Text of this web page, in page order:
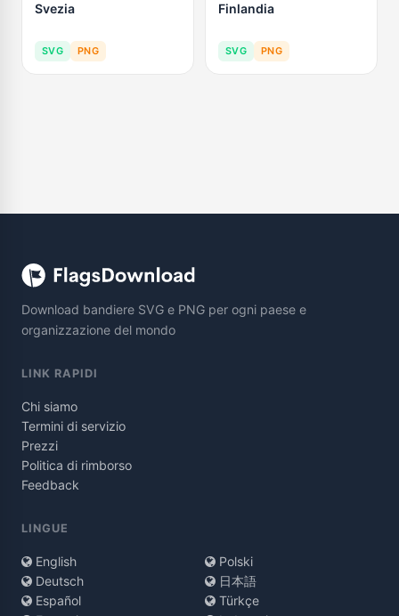
Svezia
SVG PNG
Finlandia
SVG PNG
Download bandiere SVG e PNG per ogni paese e
organizzazione del mondo
LINK RAPIDI
Chi siamo
Termini di servizio
Prezzi
Politica di rimborso
Feedback
LINGUE
English
Deutsch
Español
Polski
日本語
Türkçe